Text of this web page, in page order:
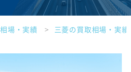
場・実績 三菱の買取相場・実績